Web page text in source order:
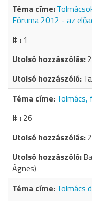
Fóruma 2012 - az
1
26
Ágnes)
Tolmács